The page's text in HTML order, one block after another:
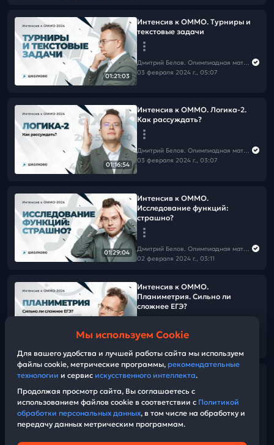
01:21:03
Интенсив к ОММО. Турниры и
текстовые задачи
Дмитрий Белов. Олимпиадная математика в Школково
03 февраля 2024 г., 05:07
01:16:54
Интенсив к ОММО. Логика-2.
Как рассуждать?
Дмитрий Белов. Олимпиадная математика в Школково
03 февраля 2024 г., 03:07
01:29:04
Интенсив к ОММО.
Исследование функций:
страшно?
Дмитрий Белов. Олимпиадная математика в Школково
02 февраля 2024 г., 03:11
01:15:38
Интенсив к ОММО.
Планиметрия. Сильно ли
сложнее ЕГЭ?
03:22:24
Разбор регионального этапа
День 2 (9-11 класс)
Мы используем Cookie
Для вашего удобства и лучшей работы сайта мы используем
файлы cookie, метрические программы, рекомендательные
технологии и сервис искусственного интеллекта.
Продолжая просмотр сайта, Вы соглашаетесь с
использованием файлов cookie в соответствии с Политикой
обработки персональных данных, в том числе на обработку и
передачу данных метрическим программам.